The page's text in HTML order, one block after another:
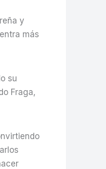
y
más
su
Fraga,